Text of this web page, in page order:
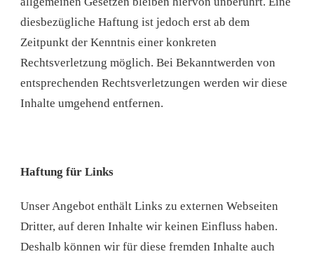
diesbezügliche Haftung ist jedoch erst ab dem
Zeitpunkt der Kenntnis einer konkreten
Rechtsverletzung möglich. Bei Bekanntwerden von
entsprechenden Rechtsverletzungen werden wir diese
Inhalte umgehend entfernen.
Haftung für Links
Unser Angebot enthält Links zu externen Webseiten
Dritter, auf deren Inhalte wir keinen Einfluss haben.
Deshalb können wir für diese fremden Inhalte auch